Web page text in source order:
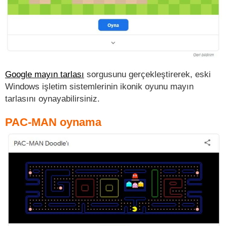
Google mayın tarlası sorgusunu gerçekleştirerek, eski
Windows işletim sistemlerinin ikonik oyunu mayın
tarlasını oynayabilirsiniz.
PAC-MAN oynama